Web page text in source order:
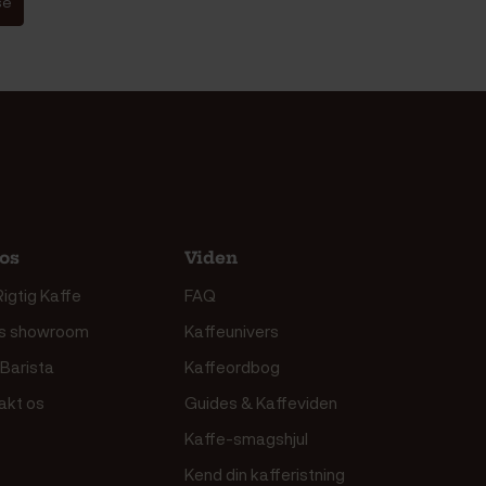
Kaffe
showroom
os
Viden
FAQ
Kaffeunivers
Kaffeordbog
Guides & Kaffeviden
Kaffe-smagshjul
Kend din kafferistning